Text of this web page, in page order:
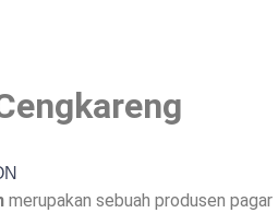
merupakan sebuah produsen pagar